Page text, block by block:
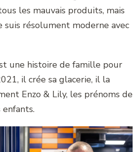
les mauvais produits, mais
suis résolument moderne avec
une histoire de famille pour
il crée sa glacerie, il la
Enzo & Lily, les prénoms de